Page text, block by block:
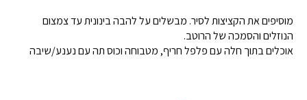
מוסיפים את הקציצות לסיר. מבשלים על להבה בינונית עד צמצום
הנוזלים והסמכה של הרוטב.
אוכלים בתוך חלה עם פלפל חריף, מטבוחה וכוס תה עם נענע/שיבה